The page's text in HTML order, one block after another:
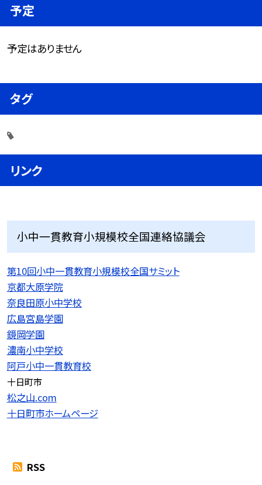
予定
予定はありません
タグ
リンク
小中一貫教育小規模校全国連絡協議会
第10回小中一貫教育小規模校全国サミット
京都大原学院
奈良田原小中学校
広島宮島学園
鏡岡学園
濃南小中学校
阿戸小中一貫教育校
十日町市
松之山.com
十日町市ホームページ
RSS